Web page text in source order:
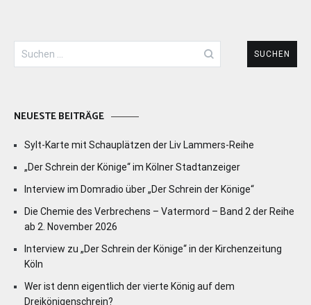
Suchen
nach:
NEUESTE BEITRÄGE
Sylt-Karte mit Schauplätzen der Liv Lammers-Reihe
„Der Schrein der Könige“ im Kölner Stadtanzeiger
Interview im Domradio über „Der Schrein der Könige“
Die Chemie des Verbrechens – Vatermord – Band 2 der Reihe
ab 2. November 2026
Interview zu „Der Schrein der Könige“ in der Kirchenzeitung
Köln
Wer ist denn eigentlich der vierte König auf dem
Dreikönigenschrein?